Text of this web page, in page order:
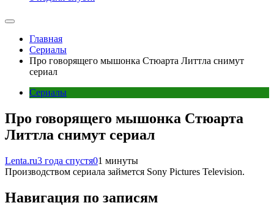
Главная
Сериалы
Про говорящего мышонка Стюарта Литтла снимут
сериал
Сериалы
Про говорящего мышонка Стюарта
Литтла снимут сериал
Lenta.ru3 года спустя01 минуты
Производством сериала займется Sony Pictures Television.
Навигация по записям